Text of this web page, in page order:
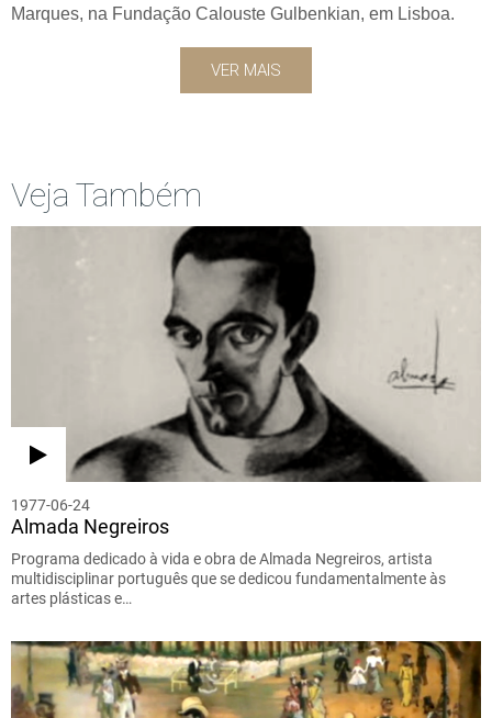
Marques, na Fundação Calouste Gulbenkian, em Lisboa.
VER MAIS
Veja Também
1977-06-24
Almada Negreiros
Programa dedicado à vida e obra de Almada Negreiros, artista
multidisciplinar português que se dedicou fundamentalmente às
artes plásticas e…